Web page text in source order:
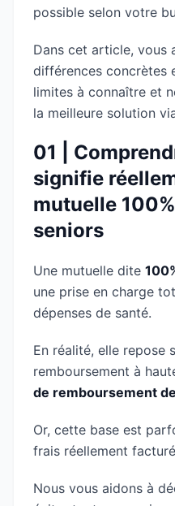
possible selon votre
Dans cet article, vous
différences concrètes
limites à connaître et
la meilleure solution
01 |
signifie
mutuelle
seniors
Une mutuelle dite
une prise en charge
dépenses de santé.
En réalité, elle repose
remboursement à
de remboursement
Or, cette base est
frais réellement
Nous vous aidons à